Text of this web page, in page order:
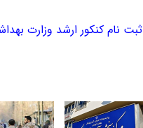
ثبت نام کنکور ارشد وزارت